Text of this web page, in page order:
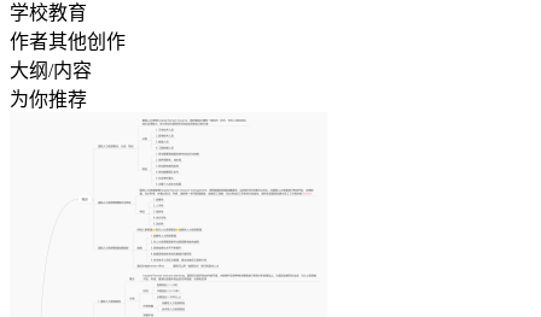
学校教育
作者其他创作
大纲/内容
为你推荐